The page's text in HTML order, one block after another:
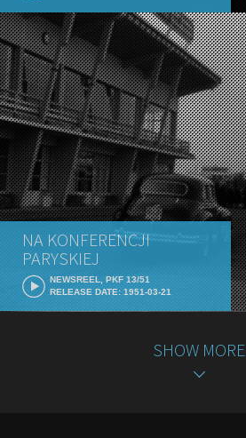
NA KONFERENCJI
PARYSKIEJ
NEWSREEL, PKF 13/51
RELEASE DATE: 1951-03-21
SHOW MORE